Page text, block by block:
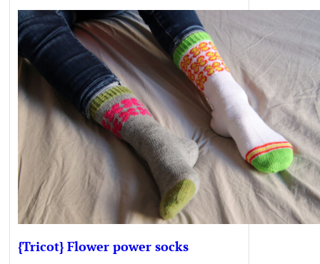
{Tricot} Flower power socks